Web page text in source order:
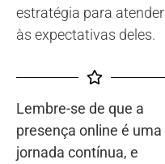
estratégia para atender
às expectativas deles.
Lembre-se de que a
presença online é uma
jornada contínua, e